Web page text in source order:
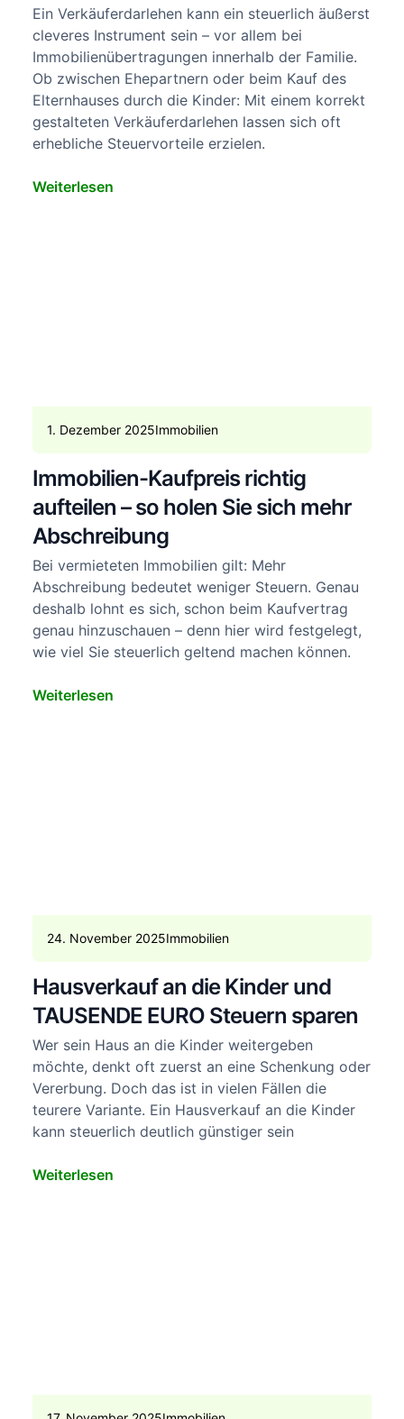
Ein Verkäuferdarlehen kann ein steuerlich äußerst
cleveres Instrument sein – vor allem bei
Immobilienübertragungen innerhalb der Familie.
Ob zwischen Ehepartnern oder beim Kauf des
Elternhauses durch die Kinder: Mit einem korrekt
gestalteten Verkäuferdarlehen lassen sich oft
erhebliche Steuervorteile erzielen.
Weiterlesen
1. Dezember 2025Immobilien
Immobilien-Kaufpreis richtig
aufteilen – so holen Sie sich mehr
Abschreibung
Bei vermieteten Immobilien gilt: Mehr
Abschreibung bedeutet weniger Steuern. Genau
deshalb lohnt es sich, schon beim Kaufvertrag
genau hinzuschauen – denn hier wird festgelegt,
wie viel Sie steuerlich geltend machen können.
Weiterlesen
24. November 2025Immobilien
Hausverkauf an die Kinder und
TAUSENDE EURO Steuern sparen
Wer sein Haus an die Kinder weitergeben
möchte, denkt oft zuerst an eine Schenkung oder
Vererbung. Doch das ist in vielen Fällen die
teurere Variante. Ein Hausverkauf an die Kinder
kann steuerlich deutlich günstiger sein
Weiterlesen